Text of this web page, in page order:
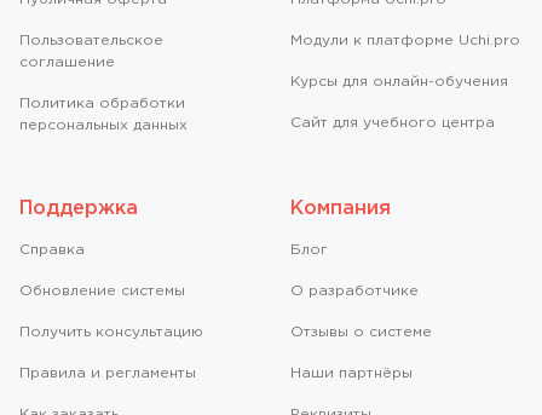
Пользовательское
соглашение
Политика обработки
персональных данных
Модули к платформе Uchi.pro
Курсы для онлайн-обучения
Сайт для учебного центра
Поддержка
Справкa
Обновление системы
Получить консультацию
Правила и регламенты
Компания
Блог
О разработчике
Отзывы о системе
Наши партнёры